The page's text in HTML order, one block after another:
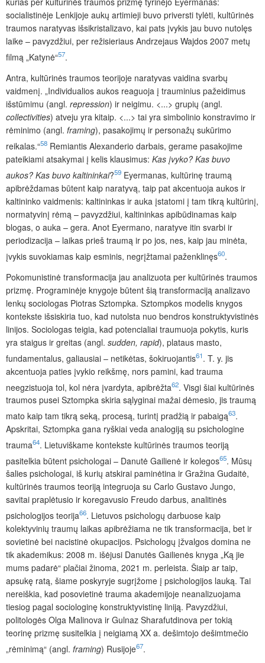
socialistinėje Lenkijoje aukų artimieji buvo priversti tylėti, kultūrinės
traumos naratyvas išsikristalizavo, kai pats įvykis jau buvo nutolęs
laike – pavyzdžiui, per režisieriaus Andrzejaus Wajdos 2007 metų
filmą „Katynė“57.
Antra, kultūrinės traumos teorijoje naratyvas vaidina svarbų
vaidmenį. „Individualios aukos reaguoja į trauminius pažeidimus
išstūmimu (angl. repression) ir neigimu. <...> grupių (angl.
collectivities) atveju yra kitaip. <...> tai yra simbolinio konstravimo ir
rėminimo (angl. framing), pasakojimų ir personažų sukūrimo
reikalas.“58 Remiantis Alexanderio darbais, gerame pasakojime
pateikiami atsakymai į kelis klausimus: Kas įvyko? Kas buvo
aukos? Kas buvo kaltininkai?59 Eyermanas, kultūrinę traumą
apibrėždamas būtent kaip naratyvą, taip pat akcentuoja aukos ir
kaltininko vaidmenis: kaltininkas ir auka įstatomi į tam tikrą kultūrinį,
normatyvinį rėmą – pavyzdžiui, kaltininkas apibūdinamas kaip
blogas, o auka – gera. Anot Eyermano, naratyve itin svarbi ir
periodizacija – laikas prieš traumą ir po jos, nes, kaip jau minėta,
įvykis suvokiamas kaip esminis, negrįžtamai paženklinęs60.
Pokomunistinė transformacija jau analizuota per kultūrinės traumos
prizmę. Programinėje knygoje būtent šią transformaciją analizavo
lenkų sociologas Piotras Sztompka. Sztompkos modelis knygos
kontekste išsiskiria tuo, kad nutolsta nuo bendros konstruktyvistinės
linijos. Sociologas teigia, kad potencialiai traumuoja pokytis, kuris
yra staigus ir greitas (angl. sudden, rapid), plataus masto,
fundamentalus, galiausiai – netikėtas, šokiruojantis61. T. y. jis
akcentuoja paties įvykio reikšmę, nors pamini, kad trauma
neegzistuoja tol, kol nėra įvardyta, apibrėžta62. Visgi šiai kultūrinės
traumos pusei Sztompka skiria sąlyginai mažai dėmesio, jis traumą
mato kaip tam tikrą seką, procesą, turintį pradžią ir pabaigą63.
Apskritai, Sztompka gana ryškiai veda analogiją su psichologine
trauma64. Lietuviškame kontekste kultūrinės traumos teoriją
pasitelkia būtent psichologai – Danutė Gailienė ir kolegos65. Mūsų
šalies psichologai, iš kurių atskirai paminėtina ir Gražina Gudaitė,
kultūrinės traumos teoriją integruoja su Carlo Gustavo Jungo,
savitai praplėtusio ir koregavusio Freudo darbus, analitinės
psichologijos teorija66. Lietuvos psichologų darbuose kaip
kolektyvinių traumų laikas apibrėžiama ne tik transformacija, bet ir
sovietinė bei nacistinė okupacijos. Psichologų įžvalgos domina ne
tik akademikus: 2008 m. išėjusi Danutės Gailienės knyga „Ką jie
mums padarė“ plačiai žinoma, 2021 m. perleista. Šiaip ar taip,
apsukę ratą, šiame poskyryje sugrįžome į psichologijos lauką. Tai
nereiškia, kad posovietinė trauma akademijoje neanalizuojama
tiesiog pagal sociologinę konstruktyvistinę liniją. Pavyzdžiui,
politologės Olga Malinova ir Gulnaz Sharafutdinova per tokią
teorinę prizmę susitelkia į neigiamą XX a. dešimtojo dešimtmečio
„rėminimą“ (angl. framing) Rusijoje67.